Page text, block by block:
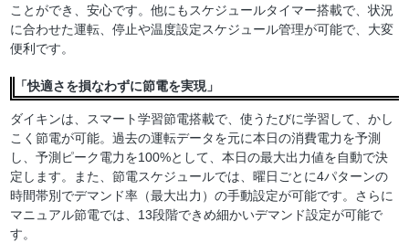
ことができ、安心です。他にもスケジュールタイマー搭載で、状況
に合わせた運転、停止や温度設定スケジュール管理が可能で、大変
便利です。
「快適さを損なわずに節電を実現」
ダイキンは、スマート学習節電搭載で、使うたびに学習して、かし
こく節電が可能。過去の運転データを元に本日の消費電力を予測
し、予測ピーク電力を100%として、本日の最大出力値を自動で決
定します。また、節電スケジュールでは、曜日ごとに4パターンの
時間帯別でデマンド率（最大出力）の手動設定が可能です。さらに
マニュアル節電では、13段階できめ細かいデマンド設定が可能で
す。